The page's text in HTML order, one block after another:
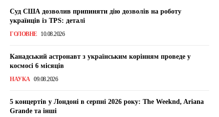
Суд США дозволив припиняти дію дозволів на роботу
українців із TPS: деталі
ГОЛОВНЕ 10.08.2026
Канадський астронавт з українським корінням проведе у
космосі 6 місяців
НАУКА 09.08.2026
5 концертів у Лондоні в серпні 2026 року: The Weeknd, Ariana
Grande та інші